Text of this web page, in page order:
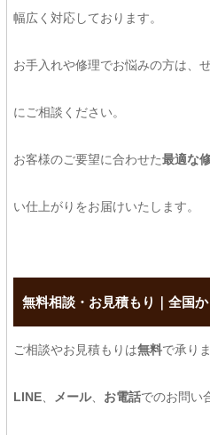
幅広く対応しております。
お手入れや修理でお悩みの方は、
にご相談ください。
お客様のご要望に合わせた最適な
い仕上がりをお届けいたします。
無料相談・お見積もり｜全国
ご相談やお見積もりは無料で承り
LINE、 メール、 お電話でのお問い